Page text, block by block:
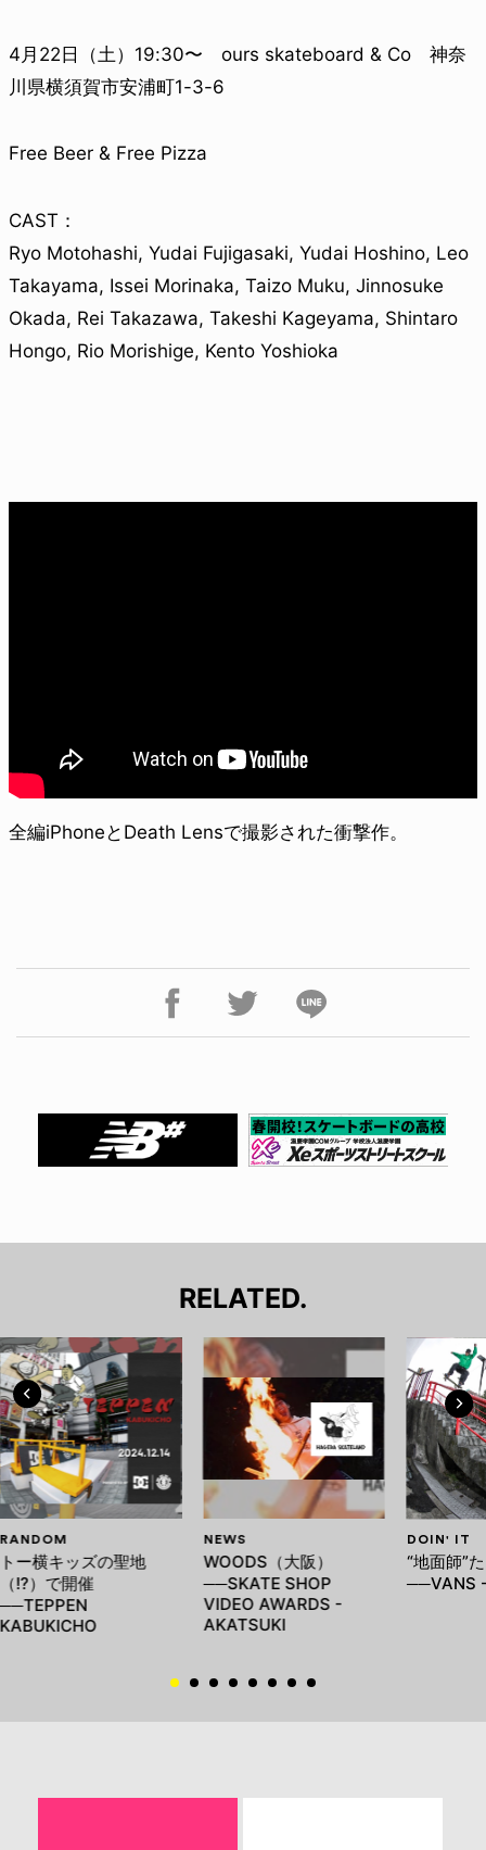
4月22日（土）19:30〜 ours skateboard & Co 神奈
川県横須賀市安浦町1-3-6
Free Beer & Free Pizza
CAST：
Ryo Motohashi, Yudai Fujigasaki, Yudai Hoshino, Leo
Takayama, Issei Morinaka, Taizo Muku, Jinnosuke
Okada, Rei Takazawa, Takeshi Kageyama, Shintaro
Hongo, Rio Morishige, Kento Yoshioka
全編iPhoneとDeath Lensで撮影された衝撃作。
RELATED.
RANDOM
トー横キッズの聖地
（!?）で開催
──TEPPEN
KABUKICHO
NEWS
WOODS（大阪）
──SKATE SHOP
VIDEO AWARDS -
AKATSUKI
DOIN' IT
“地面師”
──VANS